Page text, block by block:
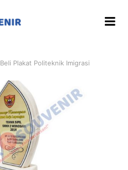
Beli Plakat Politeknik Imigrasi